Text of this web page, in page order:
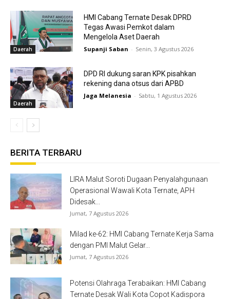
Daerah
HMI Cabang Ternate Desak DPRD
Tegas Awasi Pemkot dalam
Mengelola Aset Daerah
Supanji Saban - Senin, 3 Agustus 2026
Daerah
DPD RI dukung saran KPK pisahkan
rekening dana otsus dari APBD
Jaga Melanesia - Sabtu, 1 Agustus 2026
BERITA TERBARU
LIRA Malut Soroti Dugaan Penyalahgunaan
Operasional Wawali Kota Ternate, APH
Didesak...
Jumat, 7 Agustus 2026
Milad ke-62: HMI Cabang Ternate Kerja Sama
dengan PMI Malut Gelar...
Jumat, 7 Agustus 2026
Potensi Olahraga Terabaikan: HMI Cabang
Ternate Desak Wali Kota Copot Kadispora